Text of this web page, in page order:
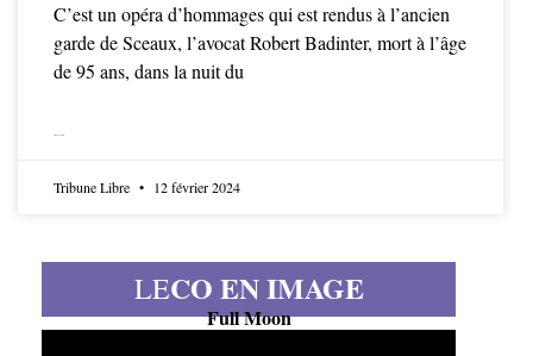
C’est un opéra d’hommages qui est rendus à l’ancien
garde de Sceaux, l’avocat Robert Badinter, mort à l’âge
de 95 ans, dans la nuit du
Tribune Libre 12 février 2024
LECO EN IMAGE
Full Moon